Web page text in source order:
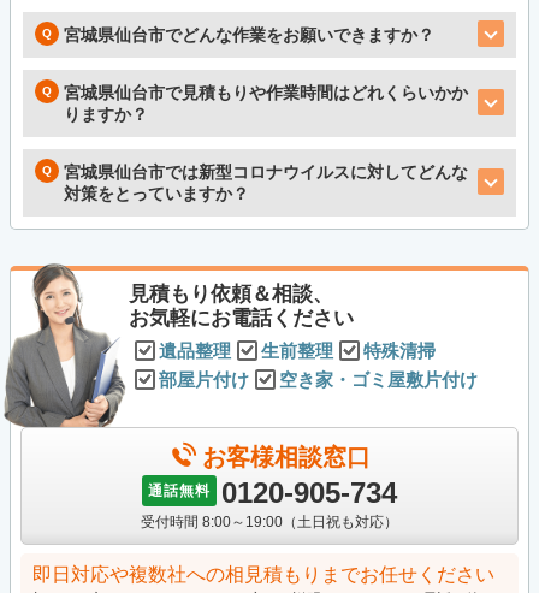
宮城県仙台市でどんな作業をお願いできますか？
宮城県仙台市で見積もりや作業時間はどれくらいかか
りますか？
宮城県仙台市では新型コロナウイルスに対してどんな
対策をとっていますか？
見積もり依頼＆相談、
お気軽にお電話ください
遺品整理 生前整理
特殊清掃
部屋片付け
空き家・ゴミ屋敷片付け
お客様相談窓口
通話無料 0120-905-734
受付時間 8:00～19:00（土日祝も対応）
即日対応や複数社への相見積もりまでお任せください